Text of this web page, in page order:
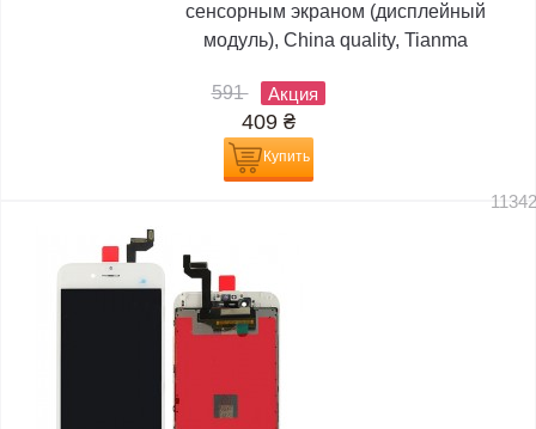
сенсорным экраном (дисплейный
модуль), China quality, Tianma
591 Акция
409 ₴
Купить